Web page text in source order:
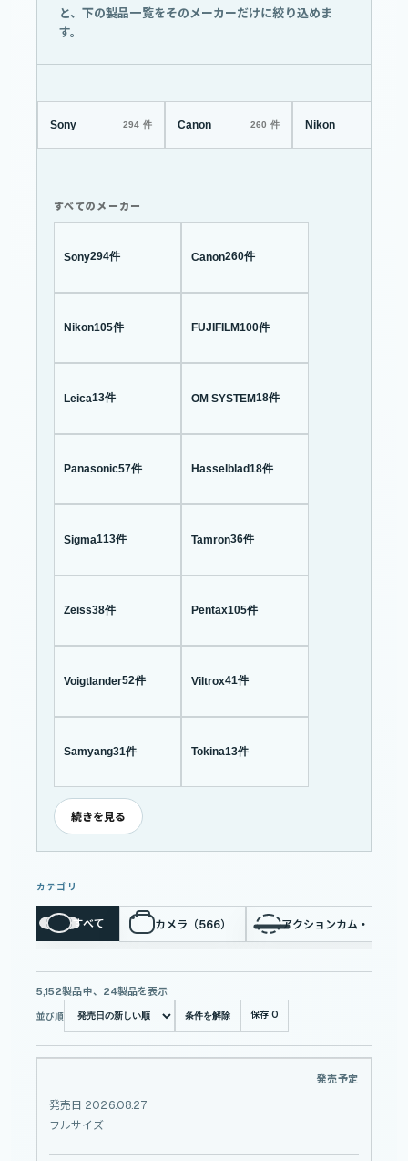
と、下の製品一覧をそのメーカーだけに絞り込めま
す。
Sony Canon Nikon
すべてのメーカー
Sony294件 Canon260件
Nikon105件 FUJIFILM100件
Leica13件 OM SYSTEM18件
Panasonic57件 Hasselblad18件
Sigma113件 Tamron36件
Zeiss38件 Pentax105件
Voigtlander52件 Viltrox41件
Samyang31件 Tokina13件
続きを見る
カテゴリ
すべて カメラ（566） アクションカム・ドロー
5,152製品中、24製品を表示
並び順 条件を解除 保存 0
12-20mm
F2.8
発売予定
発売日 2026.08.27
フルサイズ